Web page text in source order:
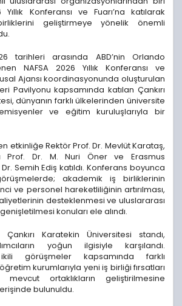
Konferansı ve Fuarı’na katılarak
geliştirmeye yönelik önemli
tarihleri arasında ABD’nin Orlando
NAFSA 2026 Yıllık Konferansı ve
Ajansı koordinasyonunda oluşturulan
Pavilyonu kapsamında katılan Çankırı
dünyanın farklı ülkelerinden üniversite
ve eğitim kuruluşlarıyla bir
etkinliğe Rektör Prof. Dr. Mevlüt Karataş,
Prof. Dr. M. Nuri Öner ve Erasmus
Semih Ediş katıldı. Konferans boyunca
akademik iş birliklerinin
ve personel hareketliliğinin artırılması,
desteklenmesi ve uluslararası
konuları ele alındı.
Karatekin Üniversitesi standı,
yoğun ilgisiyle karşılandı.
görüşmeler kapsamında farklı
kurumlarıyla yeni iş birliği fırsatları
mevcut ortaklıkların geliştirilmesine
bulunuldu.